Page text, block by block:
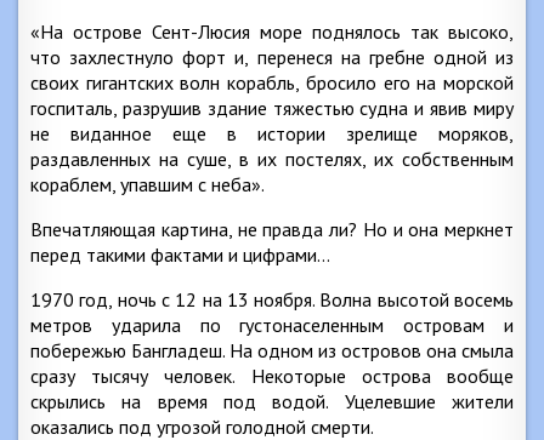
«На острове Сент-Люсия море поднялось так высоко,
что захлестнуло форт и, перенеся на гребне одной из
своих гигантских волн корабль, бросило его на морской
госпиталь, разрушив здание тяжестью судна и явив миру
не виданное еще в истории зрелище моряков,
раздавленных на суше, в их постелях, их собственным
кораблем, упавшим с неба».
Впечатляющая картина, не правда ли? Но и она меркнет
перед такими фактами и цифрами…
1970 год, ночь с 12 на 13 ноября. Волна высотой восемь
метров ударила по густонаселенным островам и
побережью Бангладеш. На одном из островов она смыла
сразу тысячу человек. Некоторые острова вообще
скрылись на время под водой. Уцелевшие жители
оказались под угрозой голодной смерти.